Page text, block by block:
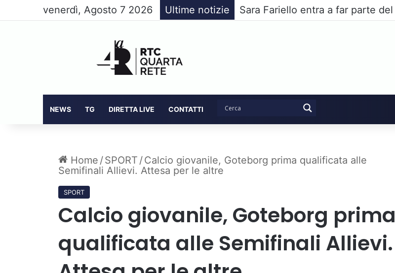
venerdì, Agosto 7 2026 Ultime notizie
NEWS TG DIRETTA LIVE CONTATTI
Home /SPORT /Calcio giovanile, Goteborg prima qualificata alle
Semifinali Allievi. Attesa per le altre
SPORT
Calcio giovanile, Goteborg prima
qualificata alle Semifinali Allievi.